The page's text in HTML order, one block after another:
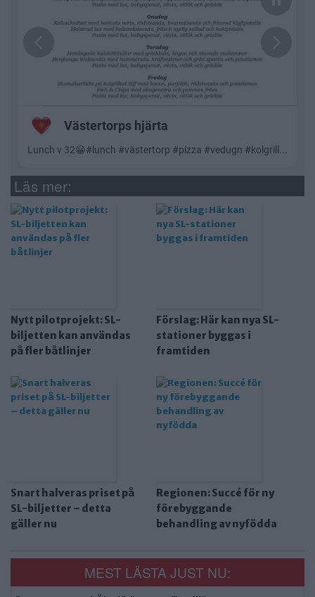
Läs mer:
Nytt pilotprojekt: SL-
biljetten kan användas
på fler båtlinjer
Förslag: Här kan nya SL-
stationer byggas i
framtiden
Snart halveras priset på
SL-biljetter – detta
gäller nu
Regionen: Succé för ny
förebyggande
behandling av nyfödda
MEST LÄSTA JUST NU: